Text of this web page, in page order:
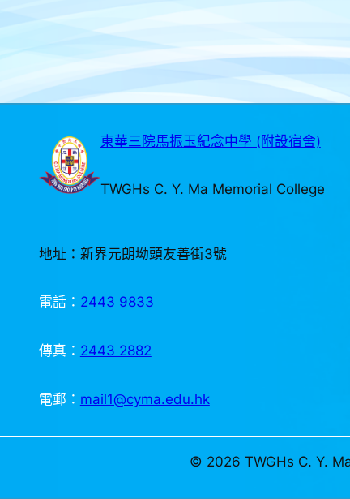
東華三院馬振玉紀念中學 (附設宿舍)
TWGHs C. Y. Ma Memorial College
地址：新界元朗坳頭友善街3號
電話： 2443 9833
傳真： 2443 2882
電郵： mail1@cyma.edu.hk
© 2026 TWGHs C. Y.